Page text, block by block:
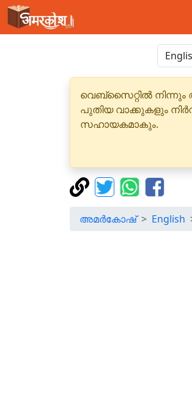
വെബ്‌സൈറ്റിൽ
പുതിയ വാക്കുകളും
സഹായകമാകും.
അമർകോഷ് English